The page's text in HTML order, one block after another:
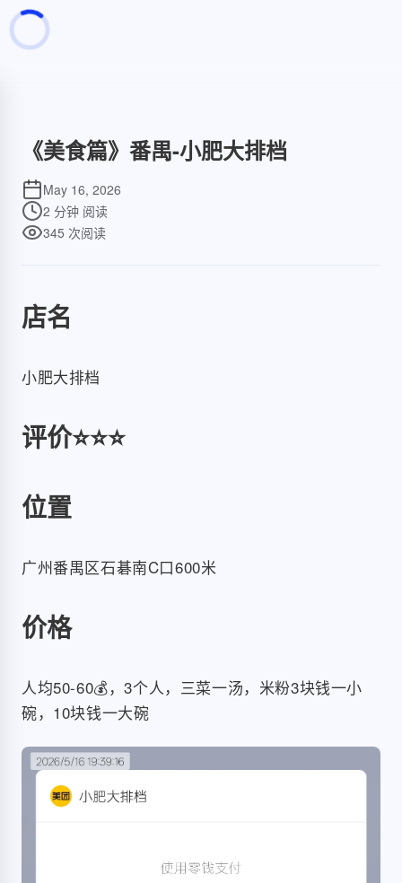
页面加载中
《美食篇》番禺-小肥大排档
May 16, 2026
2 分钟 阅读
345 次阅读
店名
小肥大排档
评价⭐️⭐️⭐️
位置
广州番禺区石碁南C口600米
价格
人均50-60💰，3个人，三菜一汤，米粉3块钱一小
碗，10块钱一大碗
复制地址
深色模式